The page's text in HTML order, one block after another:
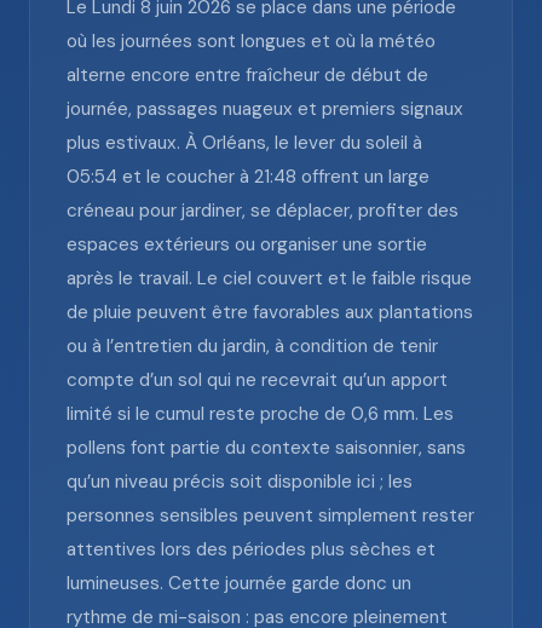
Le Lundi 8 juin 2026 se place dans une période
où les journées sont longues et où la météo
alterne encore entre fraîcheur de début de
journée, passages nuageux et premiers signaux
plus estivaux. À Orléans, le lever du soleil à
05:54 et le coucher à 21:48 offrent un large
créneau pour jardiner, se déplacer, profiter des
espaces extérieurs ou organiser une sortie
après le travail. Le ciel couvert et le faible risque
de pluie peuvent être favorables aux plantations
ou à l’entretien du jardin, à condition de tenir
compte d’un sol qui ne recevrait qu’un apport
limité si le cumul reste proche de 0,6 mm. Les
pollens font partie du contexte saisonnier, sans
qu’un niveau précis soit disponible ici ; les
personnes sensibles peuvent simplement rester
attentives lors des périodes plus sèches et
lumineuses. Cette journée garde donc un
rythme de mi-saison : pas encore pleinement